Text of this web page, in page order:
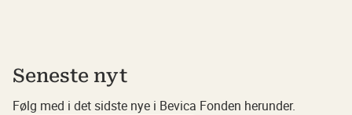
Seneste nyt
Følg med i det sidste nye i Bevica Fonden herunder.